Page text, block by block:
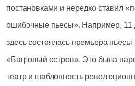
постановками и нередко ставил
ошибочные пьесы». Например, 11
здесь состоялась премьера
«Багровый остров». Это была
театр и шаблонность